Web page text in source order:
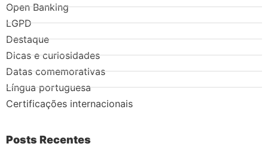
Open Banking
LGPD
Destaque
Dicas e curiosidades
Datas comemorativas
Língua portuguesa
Certificações internacionais
Posts Recentes